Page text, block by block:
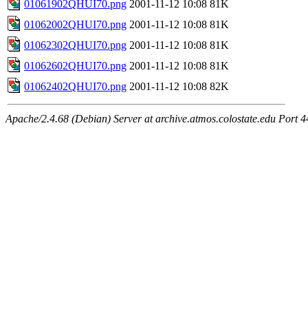
01061902QHUI70.png 2001-11-12 10:08 81K
01062002QHUI70.png 2001-11-12 10:08 81K
01062302QHUI70.png 2001-11-12 10:08 81K
01062602QHUI70.png 2001-11-12 10:08 81K
01062402QHUI70.png 2001-11-12 10:08 82K
Apache/2.4.68 (Debian) Server at archive.atmos.colostate.edu Port